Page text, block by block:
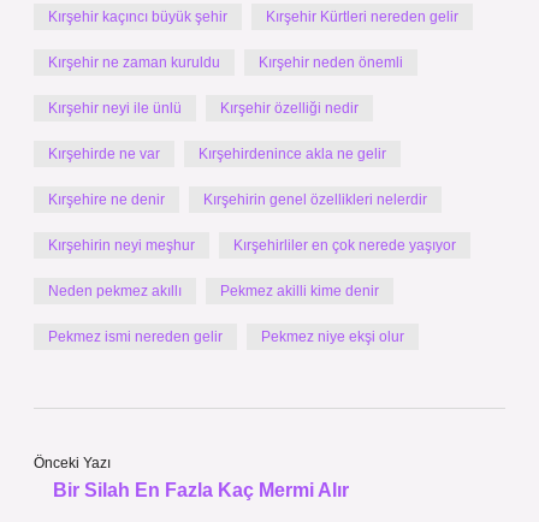
Kırşehir kaçıncı büyük şehir Kırşehir Kürtleri nereden gelir
Kırşehir ne zaman kuruldu Kırşehir neden önemli
Kırşehir neyi ile ünlü Kırşehir özelliği nedir
Kırşehirde ne var Kırşehirdenince akla ne gelir
Kırşehire ne denir Kırşehirin genel özellikleri nelerdir
Kırşehirin neyi meşhur Kırşehirliler en çok nerede yaşıyor
Neden pekmez akıllı Pekmez akilli kime denir
Pekmez ismi nereden gelir Pekmez niye ekşi olur
Önceki Yazı
Bir Silah En Fazla Kaç Mermi Alır